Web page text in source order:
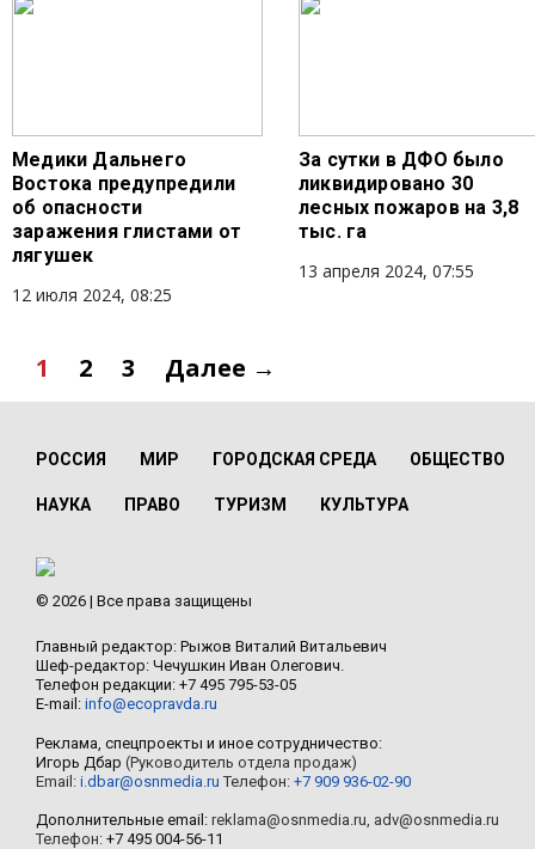
Медики Дальнего
Востока предупредили
об опасности
заражения глистами от
лягушек
12 июля 2024, 08:25
За сутки в ДФО было
ликвидировано 30
лесных пожаров на 3,8
тыс. га
13 апреля 2024, 07:55
1 2 3 Далее →
РОССИЯ МИР ГОРОДСКАЯ СРЕДА ОБЩЕСТВО
НАУКА ПРАВО ТУРИЗМ КУЛЬТУРА
© 2026 | Все права защищены
Главный редактор: Рыжов Виталий Витальевич
Шеф-редактор: Чечушкин Иван Олегович.
Телефон редакции: +7 495 795-53-05
E-mail: info@ecopravda.ru
Реклама, спецпроекты и иное сотрудничество:
Игорь Дбар (Руководитель отдела продаж)
Email: i.dbar@osnmedia.ru Телефон: +7 909 936-02-90
Дополнительные email: reklama@osnmedia.ru, adv@osnmedia.ru
Телефон: +7 495 004-56-11